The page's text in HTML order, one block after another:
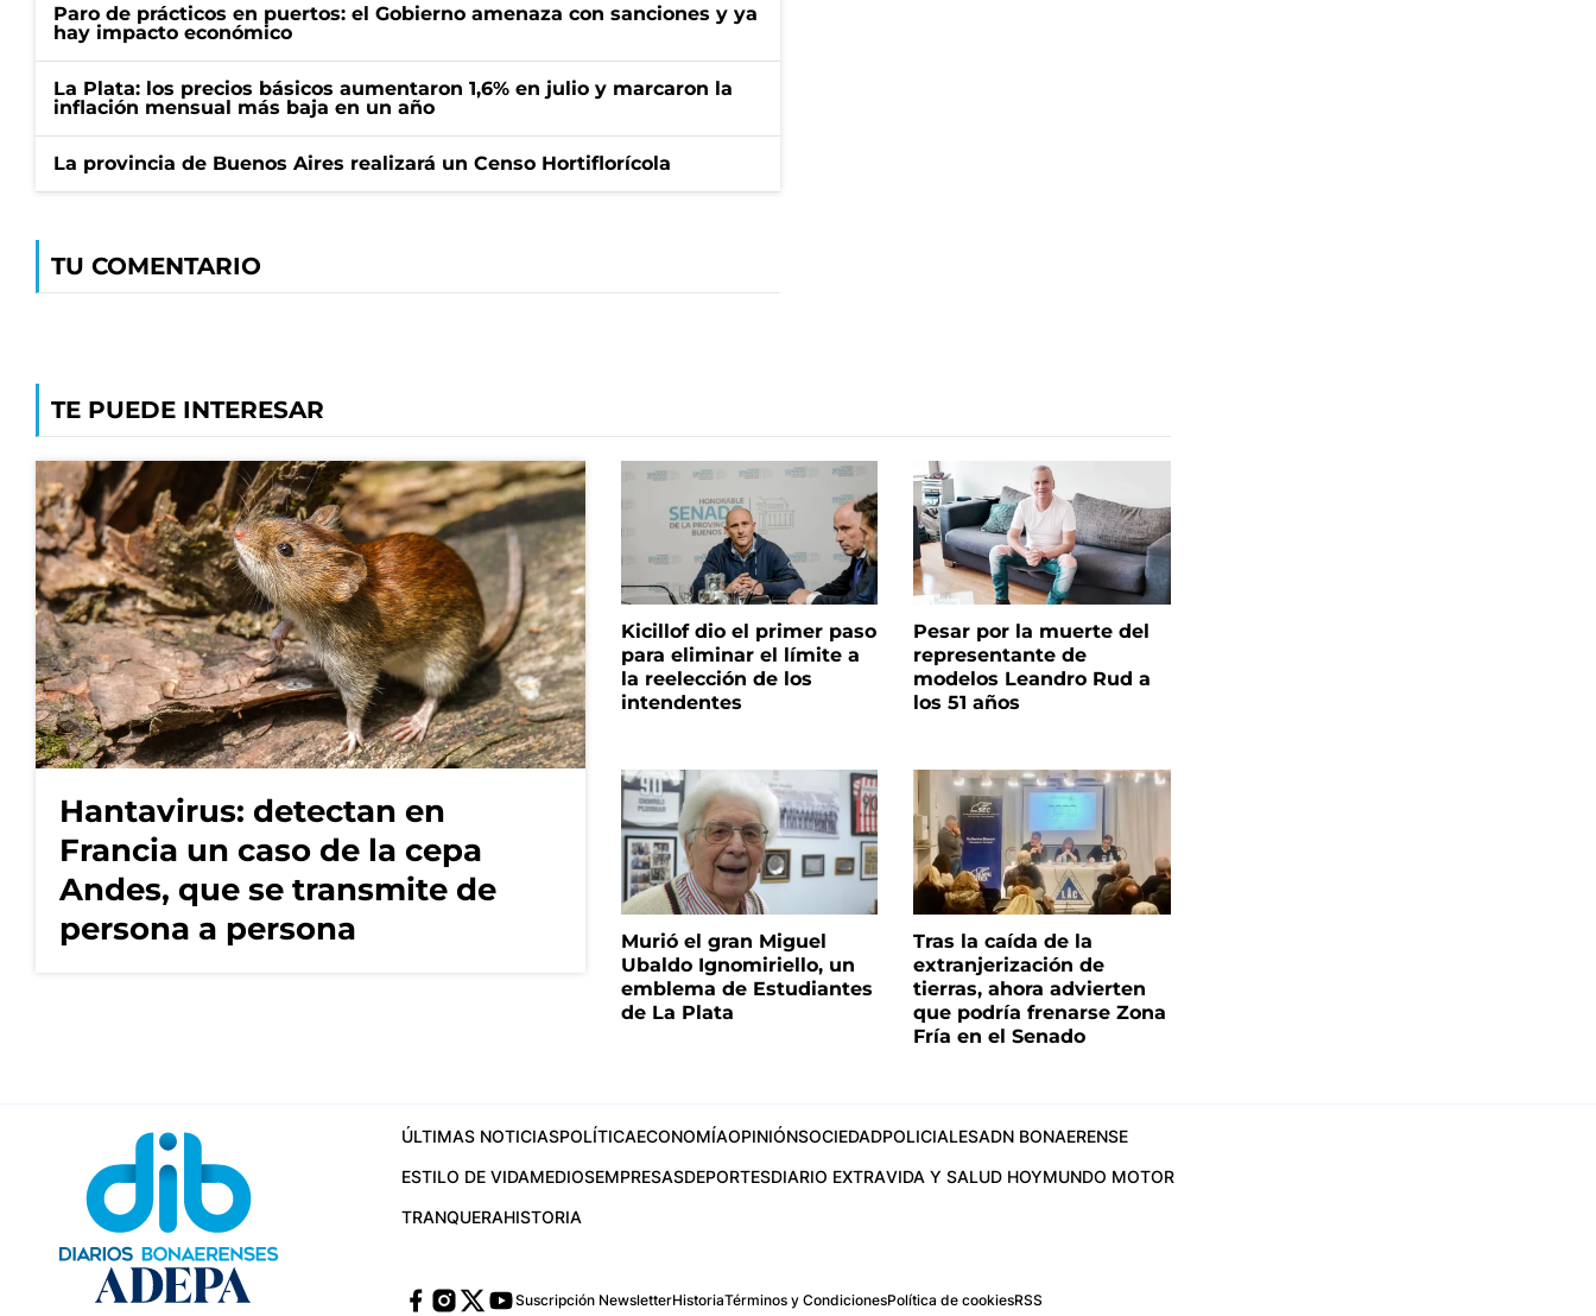
Paro de prácticos en puertos: el Gobierno amenaza con sanciones y ya
hay impacto económico
La Plata: los precios básicos aumentaron 1,6% en julio y marcaron la
inflación mensual más baja en un año
La provincia de Buenos Aires realizará un Censo Hortiflorícola
TU COMENTARIO
TE PUEDE INTERESAR
Hantavirus: detectan en
Francia un caso de la cepa
Andes, que se transmite de
persona a persona
Kicillof dio el primer paso
para eliminar el límite a
la reelección de los
intendentes
Pesar por la muerte del
representante de
modelos Leandro Rud a
los 51 años
Murió el gran Miguel
Ubaldo Ignomiriello, un
emblema de Estudiantes
de La Plata
Tras la caída de la
extranjerización de
tierras, ahora advierten
que podría frenarse Zona
Fría en el Senado
ÚLTIMAS NOTICIASPOLÍTICAECONOMÍAOPINIÓNSOCIEDADPOLICIALESADN BONAERENSE
ESTILO DE VIDAMEDIOSEMPRESASDEPORTESDIARIO EXTRAVIDA Y SALUD HOYMUNDO MOTOR
TRANQUERAHISTORIA
Suscripción NewsletterHistoriaTérminos y CondicionesPolítica de cookiesRSS